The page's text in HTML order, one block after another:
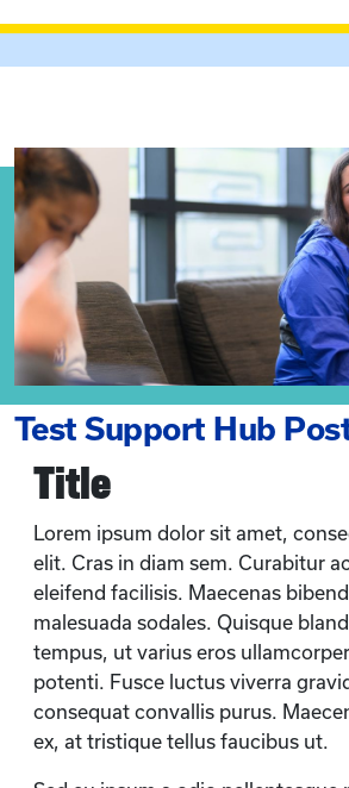
Test Support Hub
Title
Lorem ipsum dolor sit amet,
elit. Cras in diam sem. Curabitur
eleifend facilisis. Maecenas
malesuada sodales. Quisque
tempus, ut varius eros
potenti. Fusce luctus viverra
consequat convallis purus.
ex, at tristique tellus faucibus ut.